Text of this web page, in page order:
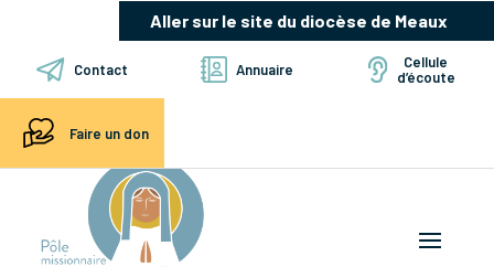
Aller sur le site du diocèse de Meaux
Contact Annuaire
Cellule
d’écoute
Faire un don